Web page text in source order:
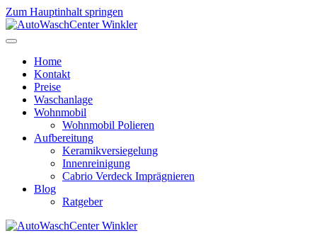
Zum Hauptinhalt springen
Home
Kontakt
Preise
Waschanlage
Wohnmobil
Wohnmobil Polieren
Aufbereitung
Keramikversiegelung
Innenreinigung
Cabrio Verdeck Imprägnieren
Blog
Ratgeber